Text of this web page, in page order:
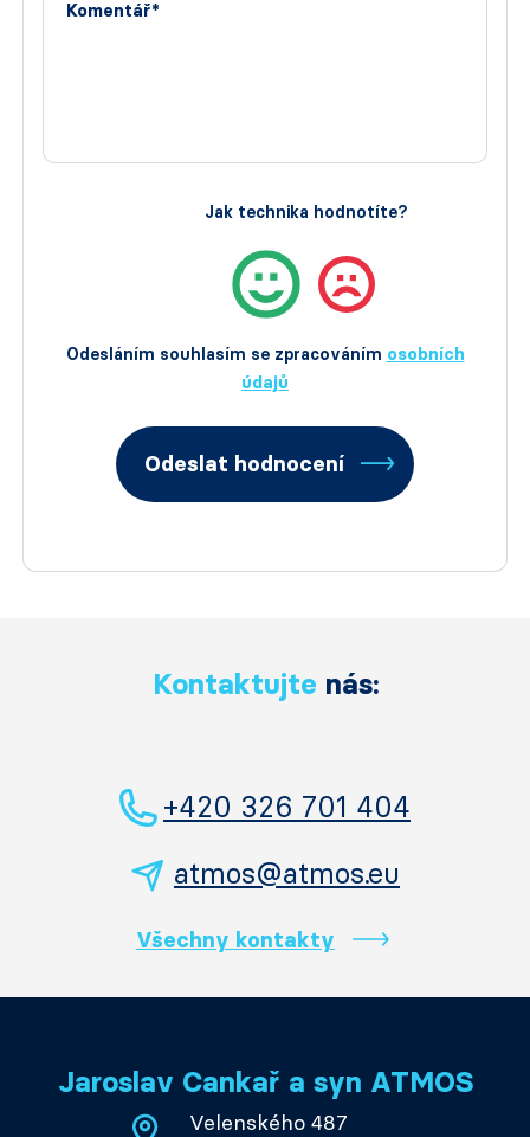
Komentář*
Odesláním souhlasím se zpracováním osobních
údajů
Jak technika hodnotíte?
Odeslat hodnocení
Kontaktujte nás:
+420 326 701 404
atmos@atmos.eu
Všechny kontakty
Jaroslav Cankař a syn ATMOS
Velenského 487